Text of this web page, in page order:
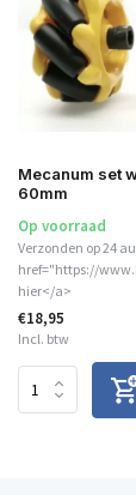
Mecanum set
60mm
Op voorraad
Verzonden op 24
href="https://
hier</a>
€18,95
Incl. btw